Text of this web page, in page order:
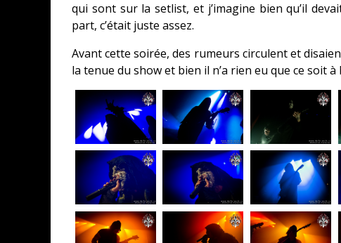
qui sont sur la setlist, et j’imagine bien qu’il
part, c’était juste assez.
Avant cette soirée, des rumeurs circulent et
la tenue du show et bien il n’a rien eu que ce soit